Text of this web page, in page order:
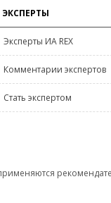
ЭКСПЕРТЫ
Эксперты ИА REX
Комментарии экспертов
Стать экспертом